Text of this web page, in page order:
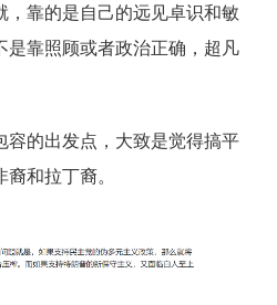
，靠的是自己的远见卓识和敏
是靠照顾或者政治正确，超凡
容的出发点，大致是觉得搞平
和拉丁裔。